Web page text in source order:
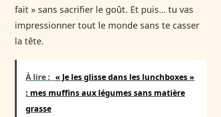
fait » sans sacrifier le goût. Et puis… tu vas
impressionner tout le monde sans te casser
la tête.
À lire : « Je les glisse dans les lunchboxes »
: mes muffins aux légumes sans matière
grasse